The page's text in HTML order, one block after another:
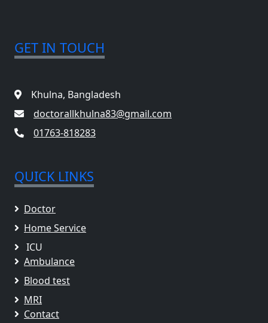
GET IN TOUCH
Khulna, Bangladesh
doctorallkhulna83@gmail.com
01763-818283
QUICK LINKS
Doctor
Home Service
ICU
Ambulance
Blood test
MRI
Contact